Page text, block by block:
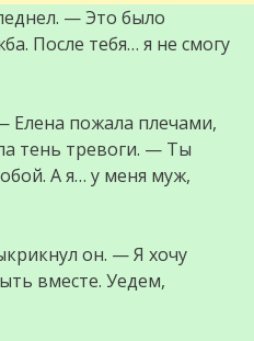
— Это было
После тебя… я не смогу
Елена пожала плечами,
тень тревоги. — Ты
А я… у меня муж,
он. — Я хочу
вместе. Уедем,